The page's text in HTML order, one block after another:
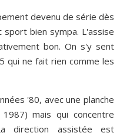
devenu de série dès
bien sympa. L'assise
bon. On s'y sent
qui ne fait rien comme les
'80, avec une planche
mais qui concentre
direction assistée est